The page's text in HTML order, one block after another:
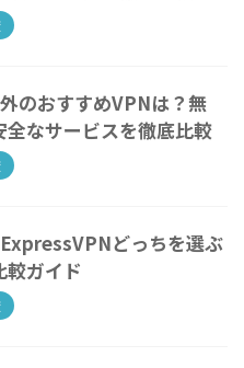
のおすすめVPNは？無
全なサービスを徹底比較
どっちを選ぶ
較ガイド